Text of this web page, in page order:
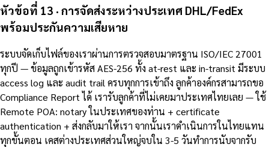
หัวข้อที่ 13 · การจัดส่งระหว่างประเทศ DHL/FedEx
พร้อมประกันความเสียหาย
ระบบจัดเก็บไฟล์ของเราผ่านการตรวจสอบมาตรฐาน ISO/IEC 27001
ทุกปี — ข้อมูลถูกเข้ารหัส AES-256 ทั้ง at-rest และ in-transit มีระบบ
access log และ audit trail ครบทุกการเข้าถึง ลูกค้าองค์กรสามารถขอ
Compliance Report ได้ เรารับลูกค้าที่ไม่เคยมาประเทศไทยเลย — ใช้
Remote POA: notary ในประเทศของท่าน + certificate
authentication + ส่งกลับมาให้เรา จากนั้นเราดำเนินการในไทยแทน
ทุกขั้นตอน เคสต่างประเทศส่วนใหญ่จบใน 3-5 วันทำการนับจากรับ